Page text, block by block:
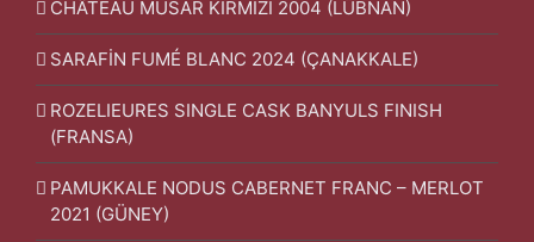
CHÂTEAU MUSAR KIRMIZI 2004 (LÜBNAN)
SARAFİN FUMÉ BLANC 2024 (ÇANAKKALE)
ROZELIEURES SINGLE CASK BANYULS FINISH
(FRANSA)
PAMUKKALE NODUS CABERNET FRANC – MERLOT
2021 (GÜNEY)